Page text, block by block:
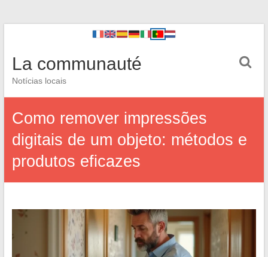
La communauté
Notícias locais
Como remover impressões
digitais de um objeto: métodos e
produtos eficazes